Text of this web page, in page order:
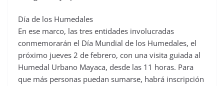
Día de los Humedales
En ese marco, las tres entidades involucradas
conmemorarán el Día Mundial de los Humedales, el
próximo jueves 2 de febrero, con una visita guiada al
Humedal Urbano Mayaca, desde las 11 horas. Para
que más personas puedan sumarse, habrá inscripción